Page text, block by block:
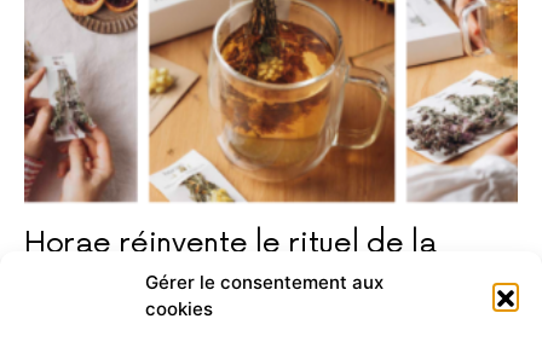
Gérer le consentement aux
cookies
Horae réinvente le rituel de la